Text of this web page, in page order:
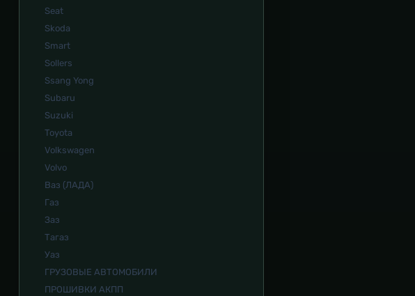
Seat
Skoda
Smart
Sollers
Ssang Yong
Subaru
Suzuki
Toyota
Volkswagen
Volvo
Ваз (ЛАДА)
Газ
Заз
Тагаз
Уаз
ГРУЗОВЫЕ АВТОМОБИЛИ
ПРОШИВКИ АКПП